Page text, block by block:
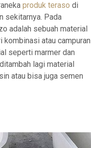
produk teraso di
sekitarnya. Pada
adalah sebuah material
kombinasi atau campuran
seperti marmer dan
lagi material
atau bisa juga semen